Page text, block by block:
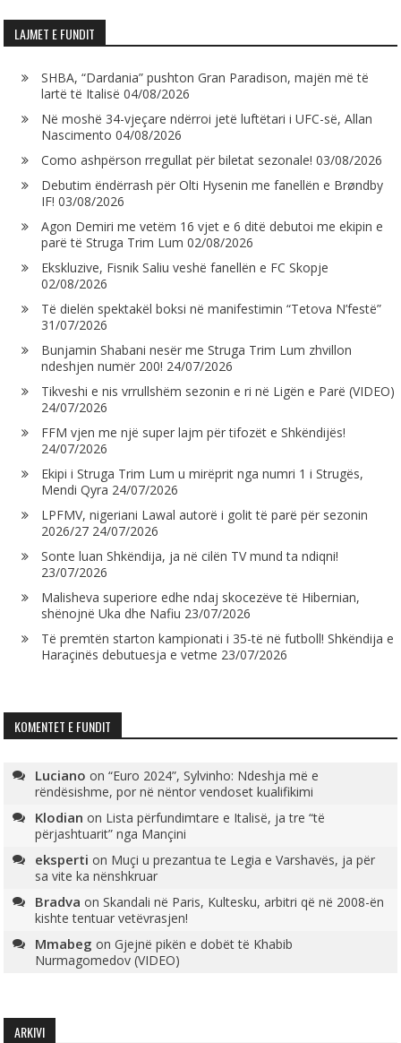
LAJMET E FUNDIT
SHBA, “Dardania” pushton Gran Paradison, majën më të
lartë të Italisë 04/08/2026
Në moshë 34-vjeçare ndërroi jetë luftëtari i UFC-së, Allan
Nascimento 04/08/2026
Como ashpërson rregullat për biletat sezonale! 03/08/2026
Debutim ëndërrash për Olti Hysenin me fanellën e Brøndby
IF! 03/08/2026
Agon Demiri me vetëm 16 vjet e 6 ditë debutoi me ekipin e
parë të Struga Trim Lum 02/08/2026
Ekskluzive, Fisnik Saliu veshë fanellën e FC Skopje
02/08/2026
Të dielën spektakël boksi në manifestimin “Tetova N’festë”
31/07/2026
Bunjamin Shabani nesër me Struga Trim Lum zhvillon
ndeshjen numër 200! 24/07/2026
Tikveshi e nis vrrullshëm sezonin e ri në Ligën e Parë (VIDEO)
24/07/2026
FFM vjen me një super lajm për tifozët e Shkëndijës!
24/07/2026
Ekipi i Struga Trim Lum u mirëprit nga numri 1 i Strugës,
Mendi Qyra 24/07/2026
LPFMV, nigeriani Lawal autorë i golit të parë për sezonin
2026/27 24/07/2026
Sonte luan Shkëndija, ja në cilën TV mund ta ndiqni!
23/07/2026
Malisheva superiore edhe ndaj skocezëve të Hibernian,
shënojnë Uka dhe Nafiu 23/07/2026
Të premtën starton kampionati i 35-të në futboll! Shkëndija e
Haraçinës debutuesja e vetme 23/07/2026
KOMENTET E FUNDIT
Luciano on“Euro 2024”, Sylvinho: Ndeshja më e
rëndësishme, por në nëntor vendoset kualifikimi
Klodian on Lista përfundimtare e Italisë, ja tre “të
përjashtuarit” nga Mançini
eksperti on Muçi u prezantua te Legia e Varshavës, ja për
sa vite ka nënshkruar
Bradva onSkandali në Paris, Kultesku, arbitri që në 2008-ën
kishte tentuar vetëvrasjen!
Mmabeg onGjejnë pikën e dobët të Khabib
Nurmagomedov (VIDEO)
ARKIVI